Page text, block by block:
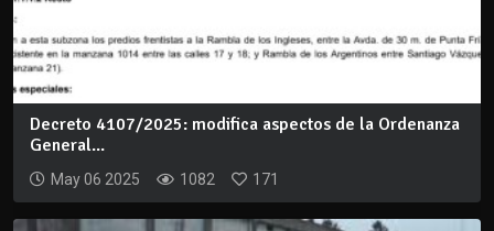
Decreto 4107/2025: modifica aspectos de la Ordenanza
General...
May 06 2025 1082 171